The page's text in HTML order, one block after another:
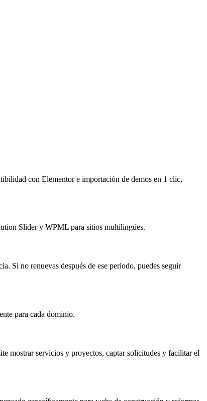
con Elementor e importación de demos en 1 clic,
Slider y WPML para sitios multilingües.
Si no renuevas después de ese periodo, puedes seguir
para cada dominio.
mostrar servicios y proyectos, captar solicitudes y facilitar el